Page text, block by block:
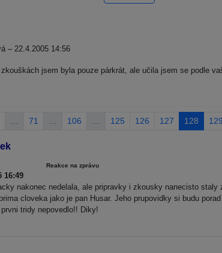
– 22.4.2005 14:56
jsem byla pouze párkrát, ale učila jsem se podle
71 106 125 126 127 128 129
Reakce na zprávu
16:49
nakonec nedelala, ale pripravky i zkousky nanecisto
cloveka jako je pan Husar. Jeho prupovidky si budu
tridy nepovedlo!! Diky!